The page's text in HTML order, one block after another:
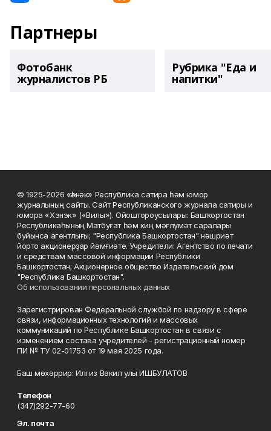
Партнеры
Фотобанк
журналистов РБ
Рубрика "Еда и
напитки"
© 1925-2026 «Һәнәк» Республика сатира һәм юмор
журналының сайты. Сайт Республиканского журнала сатиры и
юмора «Хэнэк» («Вилы»). Ойоштороусылары: Башҡортостан
Республикаһының Матбуғат һәм киң мәғлүмәт саралары
буйынса агентлығы; "Республика Башкортостан" нәшриәт
йорто акционерҙар йәмғиәте. Учредители: Агентство по печати
и средствам массовой информации Республики
Башкортостан; Акционерное общество Издательский дом
"Республика Башкортостан".
Об использовании персональных данных
Зарегистрирован Федеральной службой по надзору в сфере
связи, информационных технологий и массовых
коммуникаций по Республике Башкортостан в связи с
изменением состава учредителей - регистрационный номер
ПИ № ТУ 02-01753 от 19 мая 2025 года.
Баш мөхәррир: Илгиз Вәкил улы ИШБУЛАТОВ
Телефон
(347)292-77-60
Эл. почта